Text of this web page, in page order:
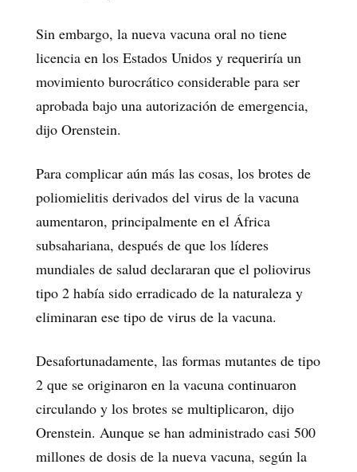
Sin embargo, la nueva vacuna oral no tiene
licencia en los Estados Unidos y requeriría un
movimiento burocrático considerable para ser
aprobada bajo una autorización de emergencia,
dijo Orenstein.
Para complicar aún más las cosas, los brotes de
poliomielitis derivados del virus de la vacuna
aumentaron, principalmente en el África
subsahariana, después de que los líderes
mundiales de salud declararan que el poliovirus
tipo 2 había sido erradicado de la naturaleza y
eliminaran ese tipo de virus de la vacuna.
Desafortunadamente, las formas mutantes de tipo
2 que se originaron en la vacuna continuaron
circulando y los brotes se multiplicaron, dijo
Orenstein. Aunque se han administrado casi 500
millones de dosis de la nueva vacuna, según la